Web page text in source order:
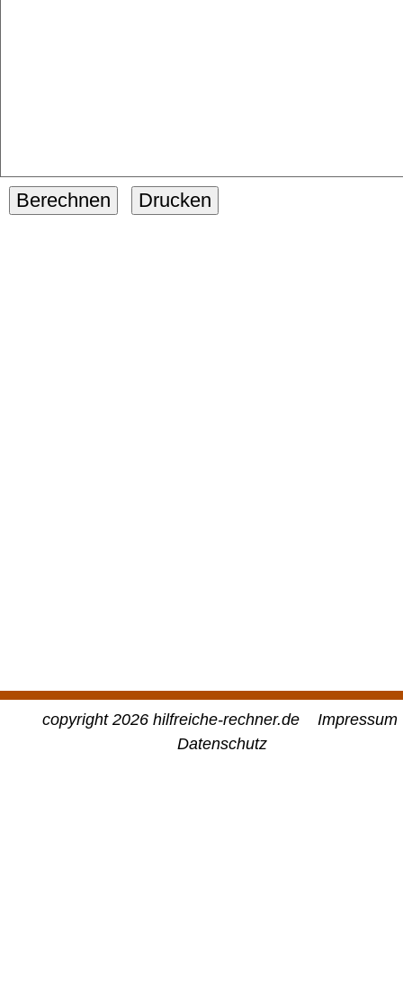
copyright 2026 hilfreiche-rechner.de
Impressum
Datenschutz